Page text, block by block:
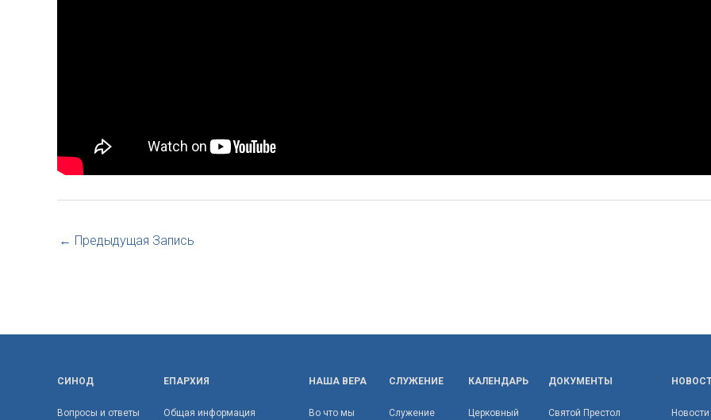
← Предыдущая Запись
СИНОД
Вопросы и ответы
ЕПАРХИЯ
Общая информация
НАША ВЕРА
Во что мы
СЛУЖЕНИЕ
Служение
КАЛЕНДАРЬ
Церковный
ДОКУМЕНТЫ
Святой Престол
Новости